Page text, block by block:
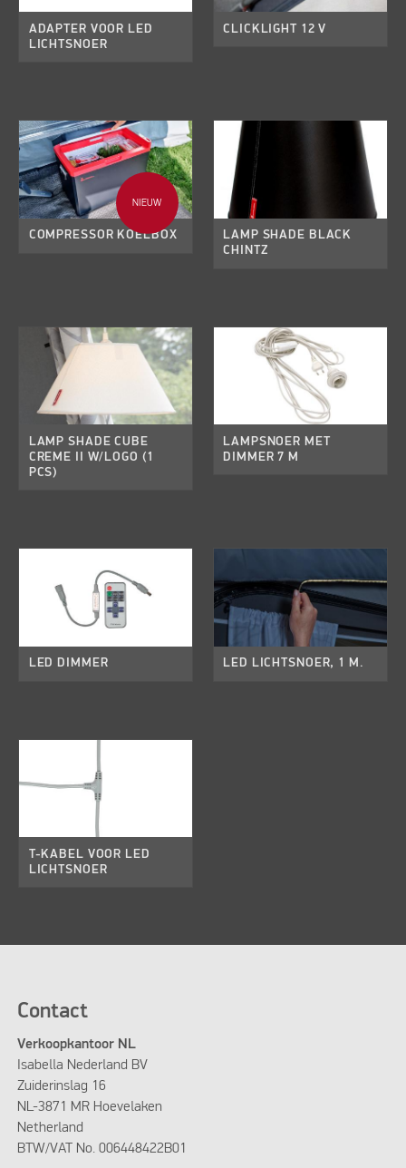
ADAPTER VOOR LED
LICHTSNOER
CLICKLIGHT 12 V
NIEUW
COMPRESSOR KOELBOX
LAMP SHADE BLACK
CHINTZ
LAMP SHADE CUBE
CREME II W/LOGO (1
PCS)
LAMPSNOER MET
DIMMER 7 M
LED DIMMER LED LICHTSNOER, 1 M.
T-KABEL VOOR LED
LICHTSNOER
Contact
Verkoopkantoor NL
Isabella Nederland BV
Zuiderinslag 16
NL-3871 MR Hoevelaken
Netherland
BTW/VAT No. 006448422B01